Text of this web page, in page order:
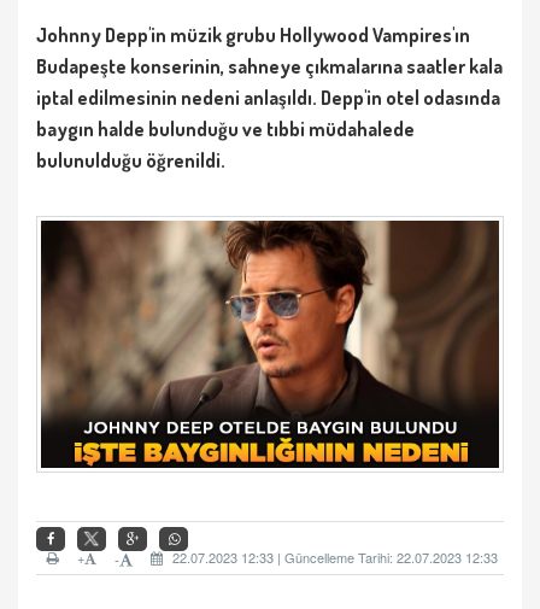
Johnny Depp'in müzik grubu Hollywood Vampires'ın
Budapeşte konserinin, sahneye çıkmalarına saatler kala
iptal edilmesinin nedeni anlaşıldı. Depp'in otel odasında
baygın halde bulunduğu ve tıbbi müdahalede
bulunulduğu öğrenildi.
22.07.2023 12:33 | Güncelleme Tarihi: 22.07.2023 12:33
-
+